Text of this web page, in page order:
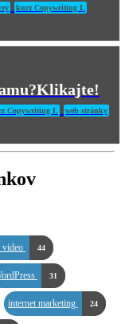
kurz Copywriting I.
Copywriting I. web stránky
video 44
31
internet marketing 24